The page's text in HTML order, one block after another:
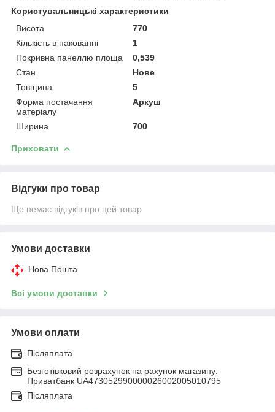
Користувальницькі характеристики
Висота
770
Кількість в пакованні
1
Покривна панеллю площа
0,539
Стан
Нове
Товщина
5
Форма постачання
матеріалу
Аркуш
Ширина 700
Приховати
Відгуки про товар
Ще немає відгуків про цей товар
Умови доставки
Нова Пошта
Всі умови доставки
Умови оплати
Післяплата
Безготівковий розрахунок на рахунок магазину:
Приватбанк UA473052990000026002005010795
Післяплата